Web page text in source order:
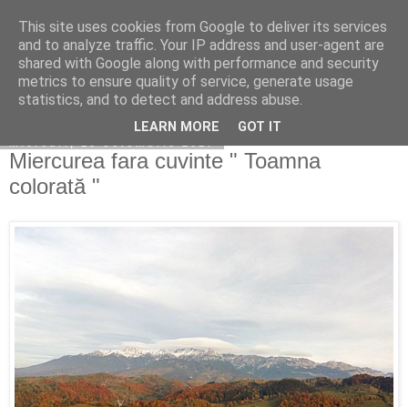
Copilarim
Miercurea fara cuvinte " Toamna
colorată "
This site uses cookies from Google to deliver its services
and to analyze traffic. Your IP address and user-agent are
shared with Google along with performance and security
metrics to ensure quality of service, generate usage
statistics, and to detect and address abuse.
LEARN MORE GOT IT